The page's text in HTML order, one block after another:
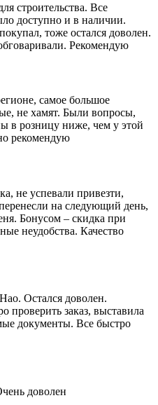
строительства. Все
доступно и в наличии.
тоже остался доволен.
Рекомендую
самое большое
не хамят. Были вопросы,
в розницу ниже, чем у этой
рекомендую
не успевали привезти,
на следующий день,
Бонусом – скидка при
неудобства. Качество
Остался доволен.
проверить заказ, выставила
документы. Все быстро
доволен